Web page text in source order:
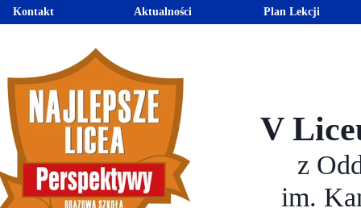
V
z
im.
Plan Lekcji
Aktualności
Kontakt